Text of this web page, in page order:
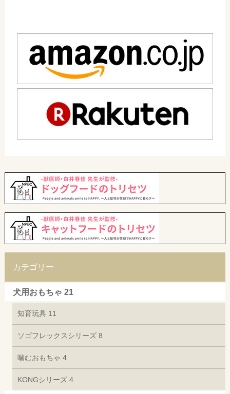
カテゴリー
犬用おもちゃ 21
知育玩具 11
ソゴフレックスシリーズ 8
噛むおもちゃ 4
KONGシリーズ 4